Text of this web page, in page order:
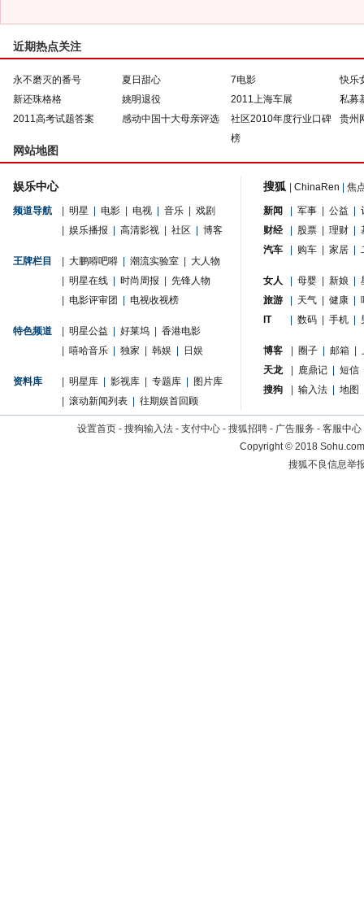
近期热点关注
永不磨灭的番号 夏日甜心 7电影
快乐
新还珠格格
姚明退役 2011上海车展
私募
2011高考试题答案
感动中国十大母亲评选
社区2010年度行业口碑
榜
贵州
网站地图
娱乐中心
频道导航 明星 电影 电视 音乐
戏剧
娱乐播报 高清影视 社区 博客
王牌栏目 大鹏嘚吧嘚 潮流实验室
大人物
明星在线 时尚周报
先锋人物
电影评审团 电视收视榜
特色频道 明星公益 好莱坞
香港电影
嘻哈音乐 独家 韩娱 日娱
资料库 明星库 影视库 专题库
图片库
滚动新闻列表 往期娱首回顾
搜狐 ChinaRen 焦
新闻 军事 公益
财经
股票 理财
汽车
购车 家居
女人 母婴 新娘
旅游
天气 健康
IT
数码 手机
博客 圈子 邮箱
天龙
鹿鼎记
短信
搜狗
输入法 地图
设置首页 - 搜狗输入法 - 支付中心 - 搜狐招聘 - 广告服务 - 客服中心
Copyright©2018
搜狐不良信息举